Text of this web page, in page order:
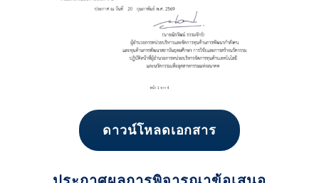
ดาวน์โหลดเอกสาร